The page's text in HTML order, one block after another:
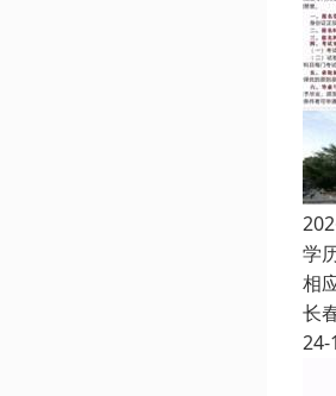
学
相
长
24-